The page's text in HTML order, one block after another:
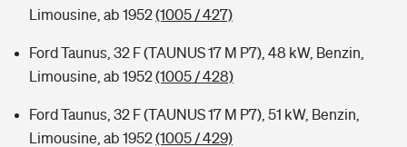
Limousine, ab 1952(1005 / 427)
Ford Taunus, 32 F (TAUNUS 17 M P7), 48 kW, Benzin,
Limousine, ab 1952(1005 / 428)
Ford Taunus, 32 F (TAUNUS 17 M P7), 51 kW, Benzin,
Limousine, ab 1952(1005 / 429)